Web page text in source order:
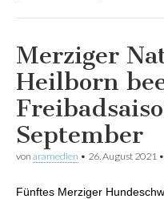
Merziger
Heilborn
September
von aramedien • 26. August 2021 •
Fünftes Merziger